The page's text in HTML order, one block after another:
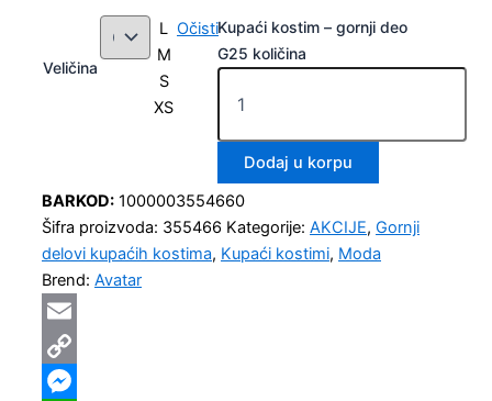
Veličina
L
M
S
XS
OčistiKupaći kostim – gornji deo
G25 količina
Dodaj u korpu
BARKOD: 1000003554660
Šifra proizvoda: 355466 Kategorije: AKCIJE, Gornji
delovi kupaćih kostima, Kupaći kostimi, Moda
Brend: Avatar
Email
Copy